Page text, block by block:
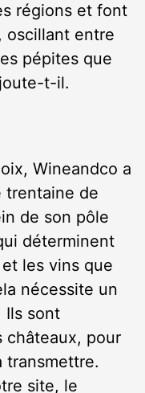
régions et font
oscillant entre
pépites que
t-il.
Wineandco a
trentaine de
de son pôle
déterminent
les vins que
nécessite un
Ils sont
châteaux, pour
transmettre.
site, le